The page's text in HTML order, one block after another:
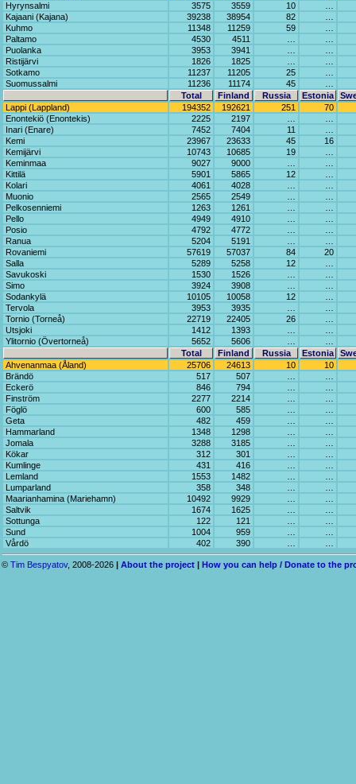
Hyrynsalmi
3575 3559 10
Kajaani (Kajana)
39238 38954 82
Kuhmo
11348 11259 59
Paltamo
4530 4511
Puolanka
3953 3941
Ristijärvi
1826 1825
Sotkamo
11237 11205 25
Suomussalmi
11236 11174 45
Total
Finland Russia Estonia
Lappi (Lappland)
194352 192621 251
70
Enontekiö (Enontekis)
2225 2197
Inari (Enare)
7452 7404 11
Kemi
23967 23633 45
16
Kemijärvi
10743 10685 19
Keminmaa
9027 9000
Kittilä
5901 5865 12
Kolari
4061 4028
Muonio
2565 2549
Pelkosenniemi
1263 1261
Pello
4949 4910
Posio
4792 4772
Ranua
5204 5191
Rovaniemi
57619 57037 84
20
Salla
5289 5258 12
Savukoski
1530 1526
Simo
3924 3908
Sodankylä
10105 10058 12
Tervola
3953 3935
Tornio (Torneå)
22719 22405 26
Utsjoki
1412 1393
Ylitornio (Övertorneå)
5652 5606
Total
Finland Russia Estonia
Ahvenanmaa (Åland)
25706 24613 10
10
Brändö
517 507
Eckerö
846 794
Finström
2277 2214
Föglö
600 585
Geta
482 459
Hammarland
1348 1298
Jomala
3288 3185
Kökar
312 301
Kumlinge
431 416
Lemland
1553 1482
Lumparland
358 348
Maarianhamina (Mariehamn)
10492 9929
Saltvik
1674 1625
Sottunga
122 121
Sund
1004 959
Vårdö
402 390
© Tim Bespyatov, 2008-2026 | About the project | How you can help / Donate to the